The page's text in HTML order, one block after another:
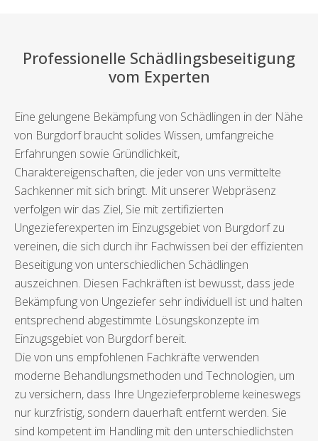
Professionelle Schädlingsbeseitigung
vom Experten
Eine gelungene Bekämpfung von Schädlingen in der Nähe
von Burgdorf braucht solides Wissen, umfangreiche
Erfahrungen sowie Gründlichkeit,
Charaktereigenschaften, die jeder von uns vermittelte
Sachkenner mit sich bringt. Mit unserer Webpräsenz
verfolgen wir das Ziel, Sie mit zertifizierten
Ungezieferexperten im Einzugsgebiet von Burgdorf zu
vereinen, die sich durch ihr Fachwissen bei der effizienten
Beseitigung von unterschiedlichen Schädlingen
auszeichnen. Diesen Fachkräften ist bewusst, dass jede
Bekämpfung von Ungeziefer sehr individuell ist und halten
entsprechend abgestimmte Lösungskonzepte im
Einzugsgebiet von Burgdorf bereit.
Die von uns empfohlenen Fachkräfte verwenden
moderne Behandlungsmethoden und Technologien, um
zu versichern, dass Ihre Ungezieferprobleme keineswegs
nur kurzfristig, sondern dauerhaft entfernt werden. Sie
sind kompetent im Handling mit den unterschiedlichsten